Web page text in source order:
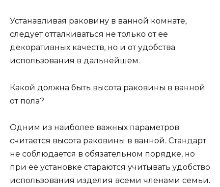
Устанавливая раковину в ванной комнате,
следует отталкиваться не только от ее
декоративных качеств, но и от удобства
использования в дальнейшем.
Какой должна быть высота раковины в ванной
от пола?
Одним из наиболее важных параметров
считается высота раковины в ванной. Стандарт
не соблюдается в обязательном порядке, но
при ее установке стараются учитывать удобство
использования изделия всеми членами семьи.